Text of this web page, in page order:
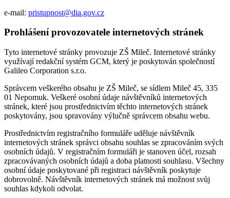
e-mail: pristupnost@dia.gov.cz
Prohlášení provozovatele internetových stránek
Tyto internetové stránky provozuje ZŠ Mileč. Internetové stránky
využívají redakční systém GCM, který je poskytován společností
Galileo Corporation s.r.o.
Správcem veškerého obsahu je ZŠ Mileč, se sídlem Mileč 45, 335
01 Nepomuk. Veškeré osobní údaje návštěvníků internetových
stránek, které jsou prostřednictvím těchto internetových stránek
poskytovány, jsou spravovány výlučně správcem obsahu webu.
Prostřednictvím registračního formuláře uděluje návštěvník
internetových stránek správci obsahu souhlas se zpracováním svých
osobních údajů. V registračním formuláři je stanoven účel, rozsah
zpracovávaných osobních údajů a doba platnosti souhlasu. Všechny
osobní údaje poskytované při registraci návštěvník poskytuje
dobrovolně. Návštěvník internetových stránek má možnost svůj
souhlas kdykoli odvolat.